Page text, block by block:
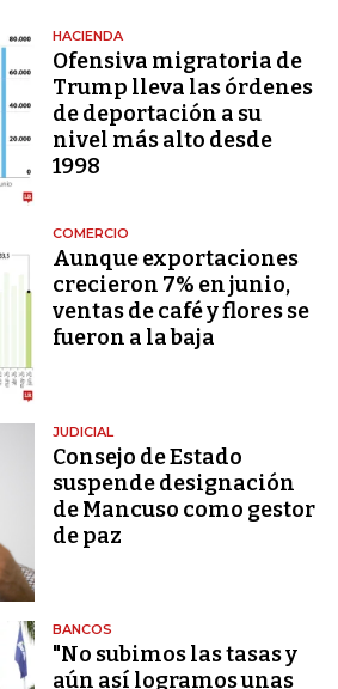
HACIENDA
Ofensiva migratoria de
Trump lleva las órdenes
de deportación a su
nivel más alto desde
1998
COMERCIO
Aunque exportaciones
crecieron 7% en junio,
ventas de café y flores se
fueron a la baja
JUDICIAL
Consejo de Estado
suspende designación
de Mancuso como gestor
de paz
BANCOS
"No subimos las tasas y
aún así logramos unas